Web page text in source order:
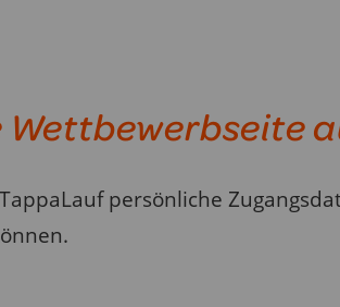
Wettbewerbseite
persönliche